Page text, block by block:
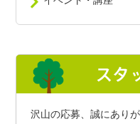
沢山の応募、誠にあり